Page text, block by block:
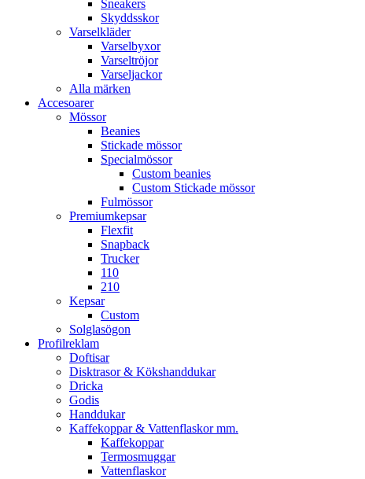
Sneakers
Skyddsskor
Varselkläder
Varselbyxor
Varseltröjor
Varseljackor
Alla märken
Accesoarer
Mössor
Beanies
Stickade mössor
Specialmössor
Custom beanies
Custom Stickade mössor
Fulmössor
Premiumkepsar
Flexfit
Snapback
Trucker
110
210
Kepsar
Custom
Solglasögon
Profilreklam
Doftisar
Disktrasor & Kökshanddukar
Dricka
Godis
Handdukar
Kaffekoppar & Vattenflaskor mm.
Kaffekoppar
Termosmuggar
Vattenflaskor